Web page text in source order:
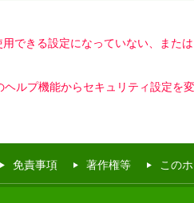
できる設定になっていない、また
ルプ機能からセキュリティ設定を
免責事項 著作権等 この